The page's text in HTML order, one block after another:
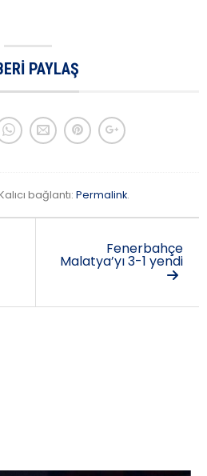
PAYLAŞ
bağlantı: Permalink.
Fenerbahçe
Malatya’yı 3-1 yendi